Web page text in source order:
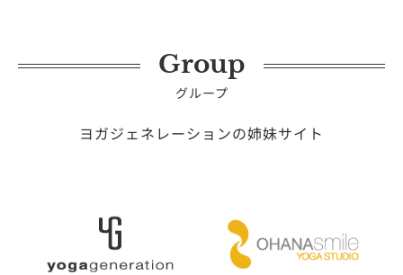
Group
グループ
ヨガジェネレーションの姉妹サイト